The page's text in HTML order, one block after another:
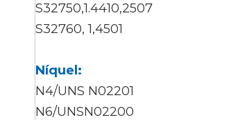
S32750,1.4410,2507
S32760, 1,4501
Níquel:
N4/UNS N02201
N6/UNSN02200